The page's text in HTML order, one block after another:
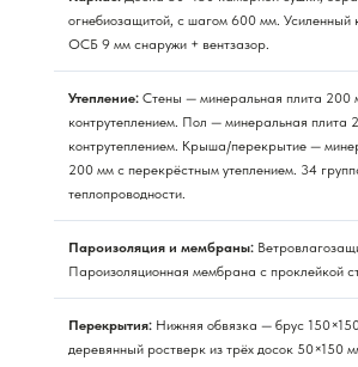
огнебиозащитой, с шагом 600 мм. Усиленный
ОСБ 9 мм снаружи + вентзазор.
Утепление: Стены — минеральная плита 200
контрутеплением. Пол — минеральная плита
контрутеплением. Крыша/перекрытие —
200 мм с перекрёстным утеплением. 34
теплопроводности.
Пароизоляция и мембраны:
Пароизоляционная мембрана с проклейкой
Перекрытия: Нижняя обвязка — брус
деревянный ростверк из трёх досок 50×150